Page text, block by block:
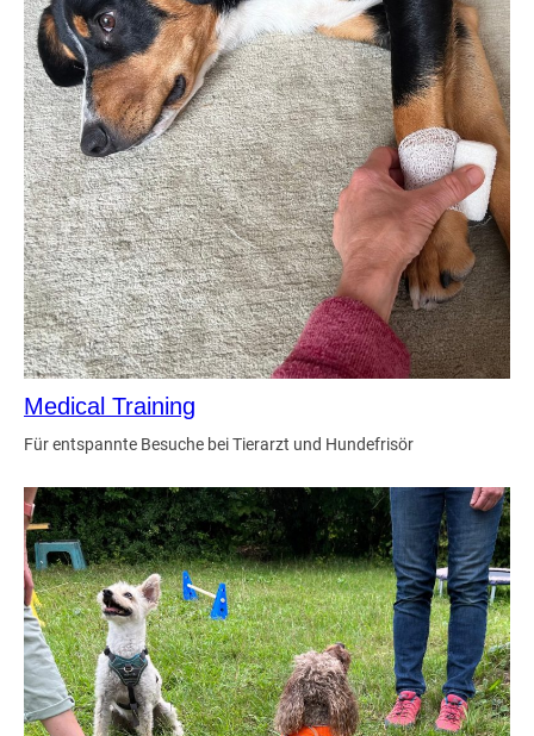
Medical Training
Für entspannte Besuche bei Tierarzt und Hundefrisör